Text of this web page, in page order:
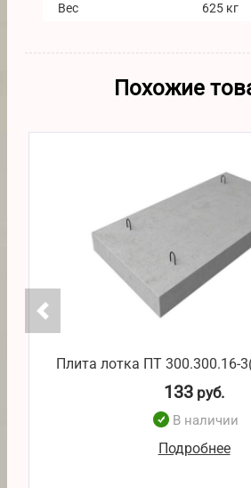
Вес
625 кг
Похожие
Плита лотка ПТ 300.300.16-
133 руб.
В наличии
Подробнее